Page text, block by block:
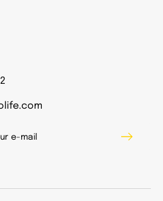
e-mail